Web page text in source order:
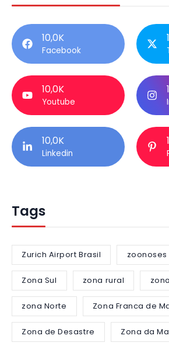
10,0K
Facebook
10,0K
Youtube
10,0K
Linkedin
Tags
Zurich Airport Brasil zoonoses
Zona Sul zona rural
zona Norte Zona Franca de
Zona de Desastre Zona da